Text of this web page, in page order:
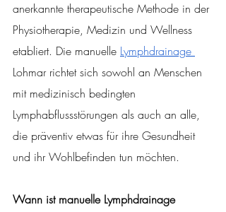
anerkannte therapeutische Methode in der
Physiotherapie, Medizin und Wellness
etabliert. Die manuelle Lymphdrainage
Lohmar richtet sich sowohl an Menschen
mit medizinisch bedingten
Lymphabflussstörungen als auch an alle,
die präventiv etwas für ihre Gesundheit
und ihr Wohlbefinden tun möchten.
Wann ist manuelle Lymphdrainage